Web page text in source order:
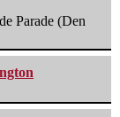
Parade (Den